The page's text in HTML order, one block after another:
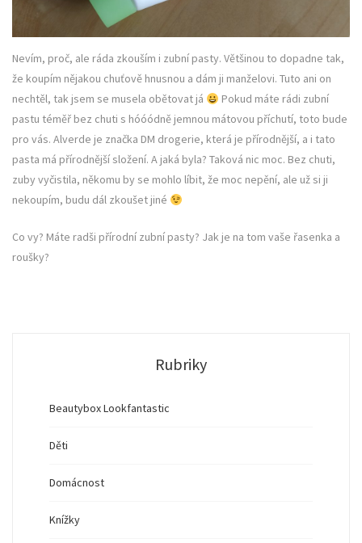
Nevím, proč, ale ráda zkouším i zubní pasty. Většinou to dopadne tak,
že koupím nějakou chuťově hnusnou a dám ji manželovi. Tuto ani on
nechtěl, tak jsem se musela obětovat já
Pokud máte rádi zubní
pastu téměř bez chuti s hóóódně jemnou mátovou příchutí, toto bude
pro vás. Alverde je značka DM drogerie, která je přírodnější, a i tato
pasta má přírodnější složení. A jaká byla? Taková nic moc. Bez chuti,
zuby vyčistila, někomu by se mohlo líbit, že moc nepění, ale už si ji
nekoupím, budu dál zkoušet jiné
Co vy? Máte radši přírodní zubní pasty? Jak je na tom vaše řasenka a
roušky?
Rubriky
Beautybox Lookfantastic
Děti
Domácnost
Knížky